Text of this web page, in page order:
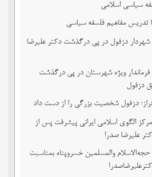
سیاسی اسلامی
تدریس مفاهیم فلسفه سیاسی
شهردار دزفول در پی درگذشت دکتر علیرضا
فرماندار ویژه شهرستان در پی درگذشت
دزفول
دزفول شخصیت بزرگی را از دست داد
الگوی اسلامی ایرانی پیشرفت پس از
علیرضا صدرا
والمسلمین خسروپناه بمناسبت